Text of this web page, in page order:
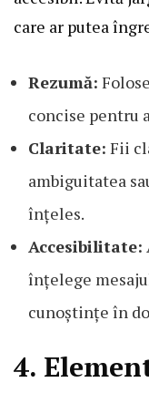
care ar putea
Rezumă:
concise pentru
Claritate: Fii
ambiguitatea
înțeles.
Accesibilitate:
înțelege
cunoștințe în
4.